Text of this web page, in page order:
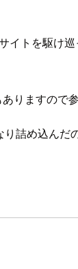
イトを駆け
りますので
詰め込んだ